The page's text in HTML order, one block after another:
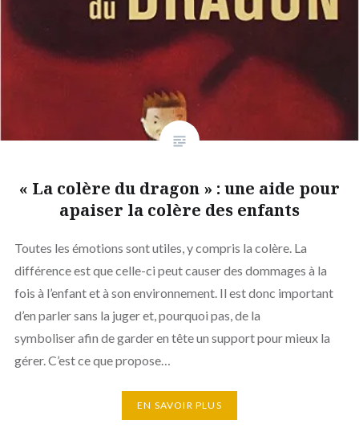
« La colère du dragon » : une aide pour
apaiser la colère des enfants
Toutes les émotions sont utiles, y compris la colère. La
différence est que celle-ci peut causer des dommages à la
fois à l’enfant et à son environnement. Il est donc important
d’en parler sans la juger et, pourquoi pas, de la
symboliser afin de garder en tête un support pour mieux la
gérer. C’est ce que propose…
EN SAVOIR PLUS